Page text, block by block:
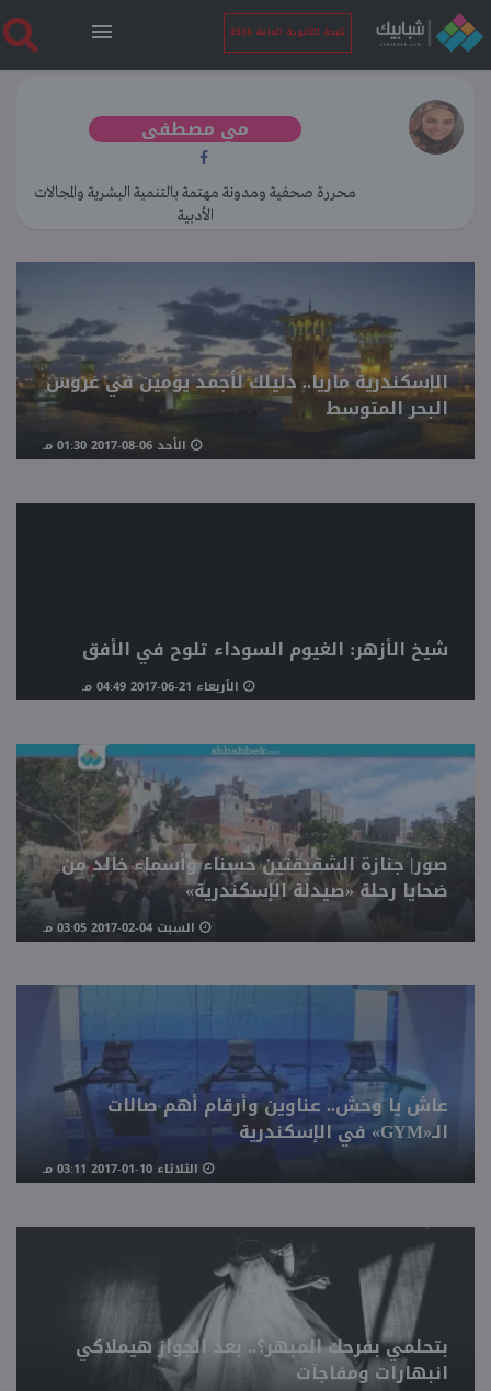
نتيجة الثانوية العامة 2026
الرئيسية
نتيجة الثانوية العامة 2026
أخبار ساخنة
فنجان قهوة
بوابة الطلبة
ملفات
مي مصطفى
محررة صحفية ومدونة مهتمة بالتنمية البشرية والمجالات
الأدبية
الإسكندرية ماريا.. دليلك لأجمد يومين في عروس
البحر المتوسط
الأحد 06-08-2017 01:30 مـ
شيخ الأزهر: الغيوم السوداء تلوح في الأفق
الأربعاء 21-06-2017 04:49 مـ
صور| جنازة الشقيقتين حسناء وأسماء خالد من
ضحايا رحلة «صيدلة الإسكندرية»
السبت 04-02-2017 03:05 مـ
عاش يا وحش.. عناوين وأرقام أهم صالات
الـ«GYM» في الإسكندرية
الثلاثاء 10-01-2017 03:11 مـ
بتحلمي بفرحك المبهر؟.. بعد الجواز هيملاكي
انبهارات ومفاجآت